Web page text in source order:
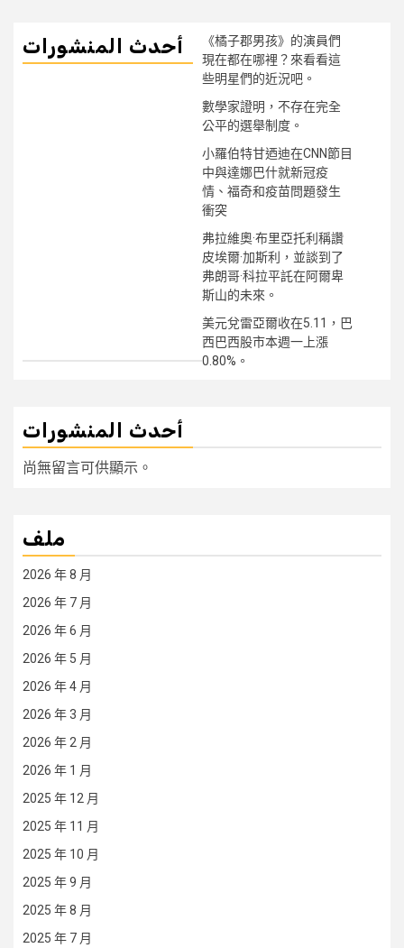
أحدث المنشورات
《橘子郡男孩》的演員們
現在都在哪裡？來看看這
些明星們的近況吧。
數學家證明，不存在完全
公平的選舉制度。
小羅伯特甘迺迪在CNN節目
中與達娜巴什就新冠疫
情、福奇和疫苗問題發生
衝突
弗拉維奧·布里亞托利稱讚
皮埃爾·加斯利，並談到了
弗朗哥·科拉平託在阿爾卑
斯山的未來。
美元兌雷亞爾收在5.11，巴
西巴西股市本週一上漲
0.80%。
أحدث المنشورات
尚無留言可供顯示。
ملف
2026 年 8 月
2026 年 7 月
2026 年 6 月
2026 年 5 月
2026 年 4 月
2026 年 3 月
2026 年 2 月
2026 年 1 月
2025 年 12 月
2025 年 11 月
2025 年 10 月
2025 年 9 月
2025 年 8 月
2025 年 7 月